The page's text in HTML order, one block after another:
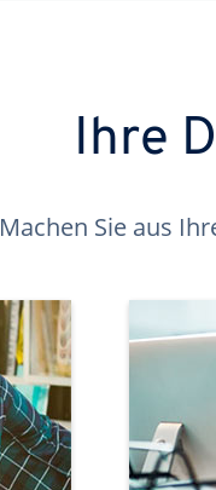
Ihre
Machen Sie aus